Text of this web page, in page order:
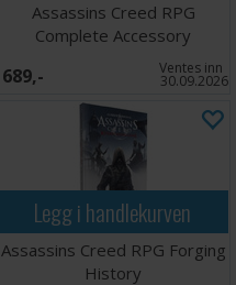
Assassins Creed RPG
Complete Accessory
689,- Ventes inn
30.09.2026
Legg i handlekurven
Assassins Creed RPG Forging
History